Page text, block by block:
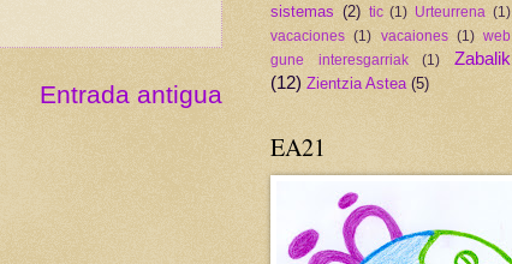
Entrada antigua
sistemas (2) tic (1) Urteurrena (1)
vacaciones (1) vacaiones (1) web
gune interesgarriak
(1)
Zabalik
(12) Zientzia Astea (5)
EA21